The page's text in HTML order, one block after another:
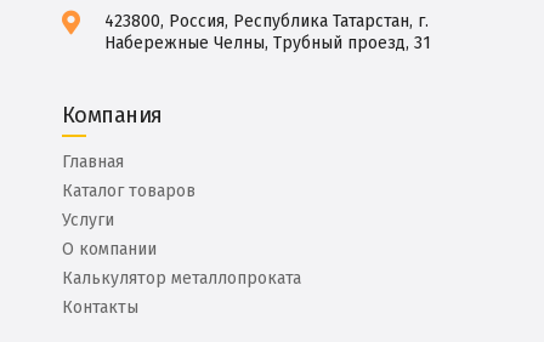
423800, Россия, Республика Татарстан, г.
Набережные Челны, Трубный проезд, 31
Компания
Главная
Каталог товаров
Услуги
О компании
Калькулятор металлопроката
Контакты